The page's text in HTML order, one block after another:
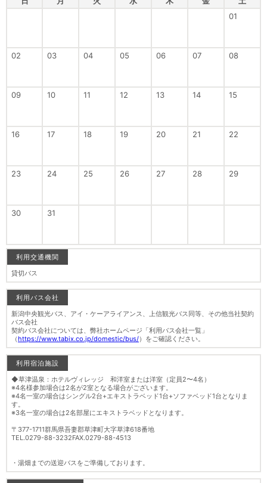
01
02 03 04 05 06 07 08
09 10 11 12 13 14 15
16 17 18 19 20 21 22
23 24 25 26 27 28 29
30 31
利用交通機関
貸切バス
利用バス会社
新潟中央観光バス、アイ・ケーアライアンス、上信観光バス同等、その他当社契約
バス会社
契約バス会社については、弊社ホームページ「利用バス会社一覧」
（https://www.tabix.co.jp/domestic/bus/）をご確認ください。
利用宿泊施設
◆草津温泉：ホテルヴィレッジ 和洋室または洋室（定員2〜4名）
※4名様参加場合は2名が2室となる場合がございます。
※4名一室の場合はシングル2台+エキストラベッド1台+ソファベッド1台となりま
す。
※3名一室の場合は2名部屋にエキストラベッドとなります。
〒377-1711群馬県吾妻郡草津町大字草津618番地
TEL.0279-88-3232FAX.0279-88-4513
・湯畑までの送迎バスをご準備しております。